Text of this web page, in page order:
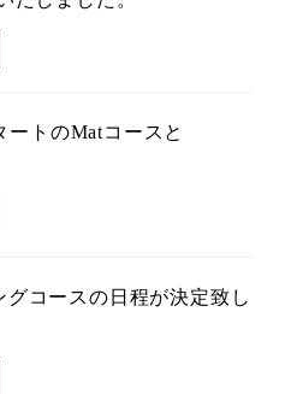
ートのMatコースと
コースの日程が決定致し